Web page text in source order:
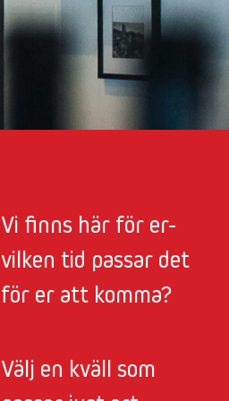
Vi finns här för er-
vilken tid passar det
för er att komma?
Välj en kväll som